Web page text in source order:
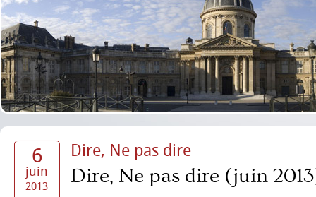
6
juin
2013
Dire, Ne pas dire
Dire, Ne pas dire (juin